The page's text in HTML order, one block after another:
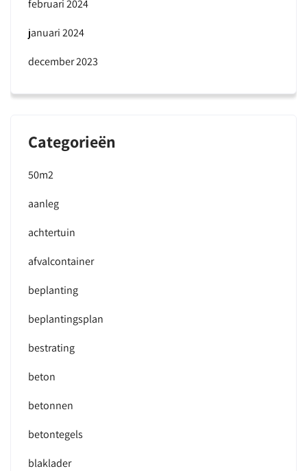
februari 2024
januari 2024
december 2023
Categorieën
50m2
aanleg
achtertuin
afvalcontainer
beplanting
beplantingsplan
bestrating
beton
betonnen
betontegels
blaklader